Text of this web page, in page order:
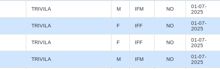
TRIVILA M IFM NO
01-07-
2025
TRIVILA F IFF NO
01-07-
2025
TRIVILA F IFF NO
01-07-
2025
TRIVILA M IFM NO
01-07-
2025